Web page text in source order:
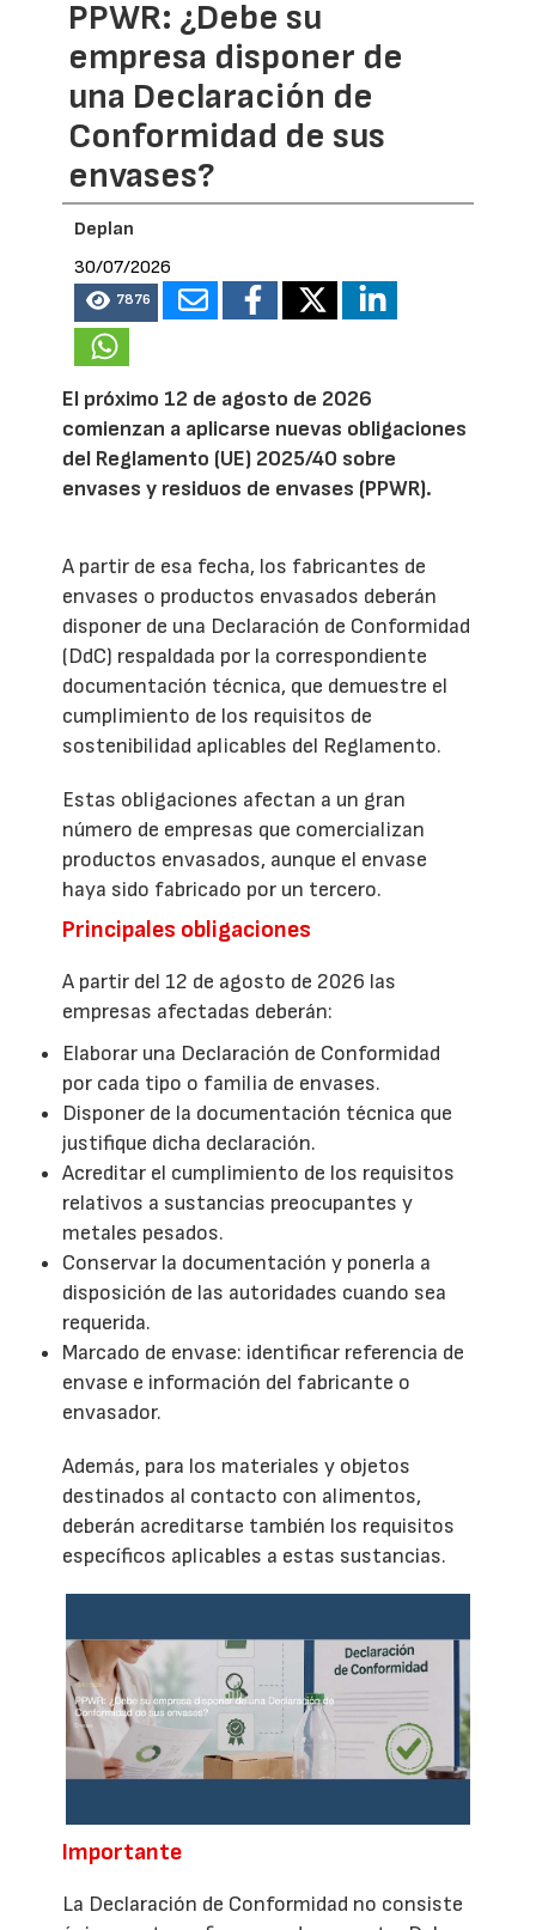
PPWR: ¿Debe su
empresa disponer de
una Declaración de
Conformidad de sus
envases?
Deplan
30/07/2026
7876
El próximo 12 de agosto de 2026
comienzan a aplicarse nuevas obligaciones
del Reglamento (UE) 2025/40 sobre
envases y residuos de envases (PPWR).
A partir de esa fecha, los fabricantes de
envases o productos envasados deberán
disponer de una Declaración de Conformidad
(DdC) respaldada por la correspondiente
documentación técnica, que demuestre el
cumplimiento de los requisitos de
sostenibilidad aplicables del Reglamento.
Estas obligaciones afectan a un gran
número de empresas que comercializan
productos envasados, aunque el envase
haya sido fabricado por un tercero.
Principales obligaciones
A partir del 12 de agosto de 2026 las
empresas afectadas deberán:
Elaborar una Declaración de Conformidad
por cada tipo o familia de envases.
Disponer de la documentación técnica que
justifique dicha declaración.
Acreditar el cumplimiento de los requisitos
relativos a sustancias preocupantes y
metales pesados.
Conservar la documentación y ponerla a
disposición de las autoridades cuando sea
requerida.
Marcado de envase: identificar referencia de
envase e información del fabricante o
envasador.
Además, para los materiales y objetos
destinados al contacto con alimentos,
deberán acreditarse también los requisitos
específicos aplicables a estas sustancias.
Importante
La Declaración de Conformidad no consiste